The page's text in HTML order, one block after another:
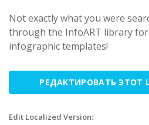
Not exactly what you were
through the InfoART library
infographic templates!
РЕДАКТИРОВАТЬ ЭТОТ
Edit Localized Version: